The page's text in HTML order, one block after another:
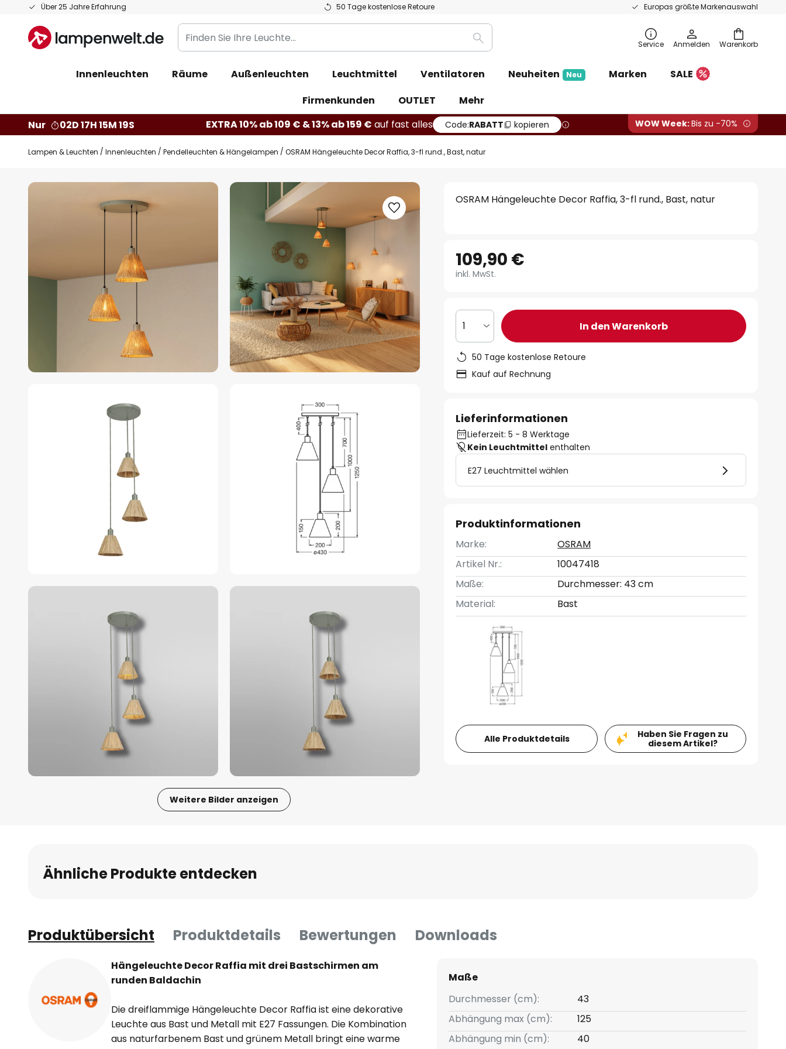
Über 25 Jahre Erfahrung 50 Tage kostenlose Retoure Europas größte Markenauswahl
Zum
springen
Warenkorb
Finden
Sie
Leuchte...
Suche Service Anmelden
Innenleuchten Räume Außenleuchten Leuchtmittel Ventilatoren Neuheiten Neu Marken
SALE
Firmenkunden
OUTLET
Mehr
Nur
02D 17H 15M 18S EXTRA 10% ab 109 € & 13% ab 159 € auf fast alles Code:RABATT kopieren WOW Week:Bis zu -70%
Lampen & Leuchten Innenleuchten Pendelleuchten & Hängelampen OSRAM Hängeleuchte Decor Raffia, 3-fl rund., Bast, natur
Zum
Weitere Bilder anzeigen
Bildgalerie
springen
OSRAM Hängeleuchte Decor Raffia, 3-fl rund., Bast, natur
109,90 €
inkl. MwSt.
1 In den Warenkorb
50 Tage kostenlose Retoure
Kauf auf Rechnung
Lieferinformationen
Lieferzeit: 5 - 8 Werktage
Kein Leuchtmittel enthalten
E27 Leuchtmittel wählen
Produktinformationen
Marke:
OSRAM
Artikel Nr.:
10047418
Maße:
Durchmesser: 43 cm
Material:
Bast
Alle Produktdetails
Haben Sie Fragen zu
diesem Artikel?
Ähnliche Produkte entdecken
Produktübersicht Produktdetails Bewertungen Downloads
Hängeleuchte Decor Raffia mit drei Bastschirmen am
runden Baldachin
Die dreiflammige Hängeleuchte Decor Raffia ist eine dekorative
Leuchte aus Bast und Metall mit E27 Fassungen. Die Kombination
aus naturfarbenem Bast und grünem Metall bringt eine warme
Maße
Durchmesser (cm):
43
Abhängung max (cm):
125
Abhängung min (cm):
40